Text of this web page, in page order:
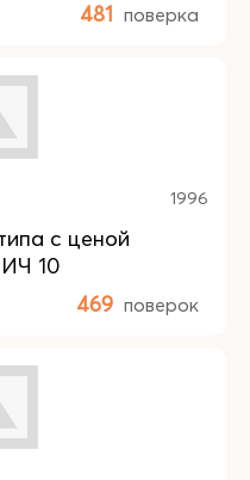
481 поверка
1996
с ценой
10
469 поверок